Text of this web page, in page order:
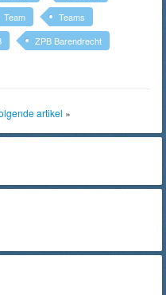
Team
Teams
ZPB Barendrecht
artikel »